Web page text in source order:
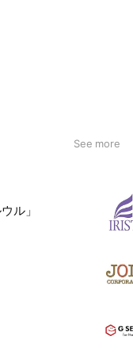
See more
ル」